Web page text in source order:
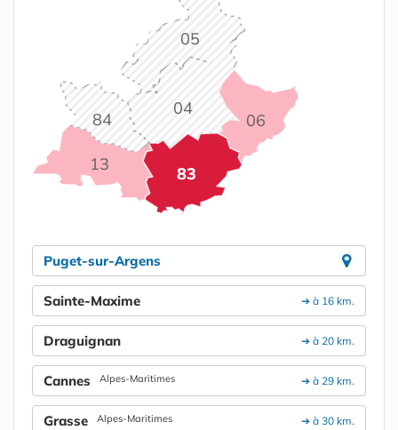
04
05
06
13 83
84
Puget-sur-Argens
➔ à 16 km.
Sainte-Maxime
➔ à 20 km.
Draguignan
➔ à 29 km.
Cannes Alpes-Maritimes
➔ à 30 km.
Grasse Alpes-Maritimes